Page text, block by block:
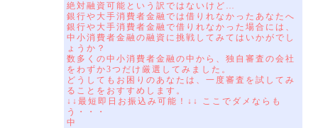
絶対融資可能という訳ではないけど…
銀行や大手消費者金融では借りれなかったあなたへ
銀行や大手消費者金融で借りれなかった場合には、
中小消費者金融の融資に挑戦してみてはいかがでし
ょうか？
数多くの中小消費者金融の中から、独自審査の会社
をわずか3つだけ厳選してみました。
どうしてもお困りのあなたは、一度審査を試してみ
ることをおすすめします。
↓↓最短即日お振込み可能！↓↓ ここでダメならも
う・・・
中